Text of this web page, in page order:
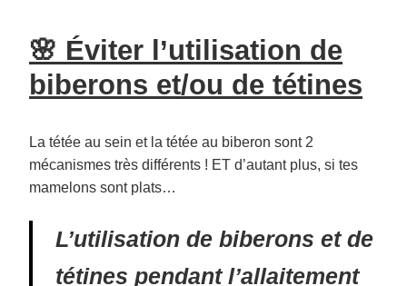
🌸 Éviter l’utilisation de
biberons et/ou de tétines
La tétée au sein et la tétée au biberon sont 2
mécanismes très différents ! ET d’autant plus, si tes
mamelons sont plats…
L’utilisation de biberons et de
tétines pendant l’allaitement